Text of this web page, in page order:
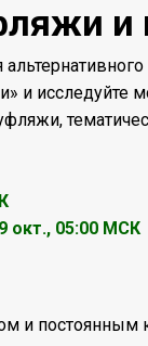
и
и
9 окт., 05:00 МСК
и постоянным